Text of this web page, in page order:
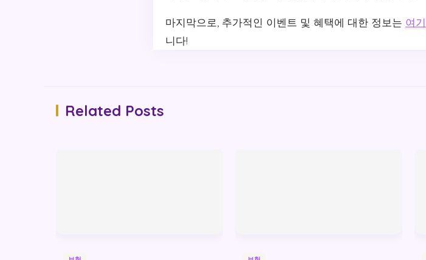
마지막으로, 추가적인 이벤트 및 혜택에 대한 정보는 여기
니다!
Related Posts